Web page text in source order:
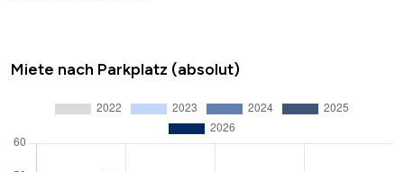
Miete nach Parkplatz (absolut)